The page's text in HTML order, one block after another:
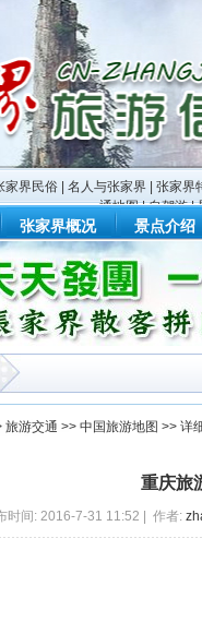
家界民俗 名人与张家界 张家界
通地图|自驾游|
张家界概况 景点介绍
旅游交通 >> 中国旅游地图 >> 详
重庆旅
时间: 2016-7-31 11:52 | 作者: